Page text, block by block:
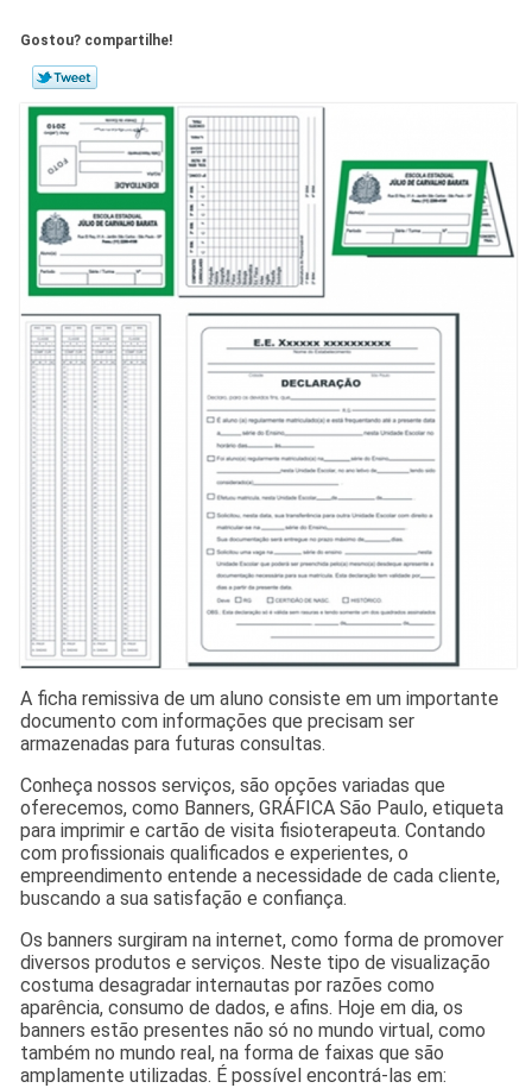
Gostou? compartilhe!
A ficha remissiva de um aluno consiste em um importante
documento com informações que precisam ser
armazenadas para futuras consultas.
Conheça nossos serviços, são opções variadas que
oferecemos, como Banners, GRÁFICA São Paulo, etiqueta
para imprimir e cartão de visita fisioterapeuta. Contando
com profissionais qualificados e experientes, o
empreendimento entende a necessidade de cada cliente,
buscando a sua satisfação e confiança.
Os banners surgiram na internet, como forma de promover
diversos produtos e serviços. Neste tipo de visualização
costuma desagradar internautas por razões como
aparência, consumo de dados, e afins. Hoje em dia, os
banners estão presentes não só no mundo virtual, como
também no mundo real, na forma de faixas que são
amplamente utilizadas. É possível encontrá-las em: